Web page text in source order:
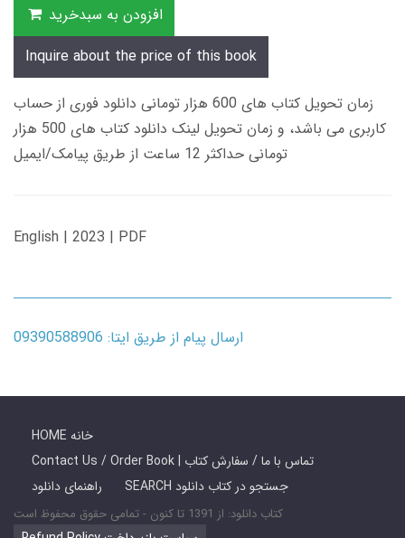
افزودن به سبدخرید
Inquire about the price of this book
زمان تحویل کتاب های 600 هزار تومانی دانلود فوری از حساب
کاربری می باشد، و زمان تحویل لینک دانلود کتاب های 500 هزار
تومانی حداکثر 12 ساعت از طریق پیامک/ایمیل
English | 2023 | PDF
ارسال پیام از طریق ایتا: 09390588906
HOME خانه
Contact Us / Order Book | تماس با ما / سفارش کتاب
راهنمای دانلود
SEARCH جستجو در کتاب دانلود
کتاب دانلود: از 1391 تا کنون - تمامی حقوق محفوظ است